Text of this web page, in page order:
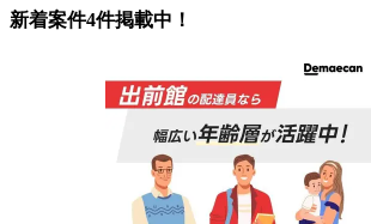
新着案件4件掲載中！